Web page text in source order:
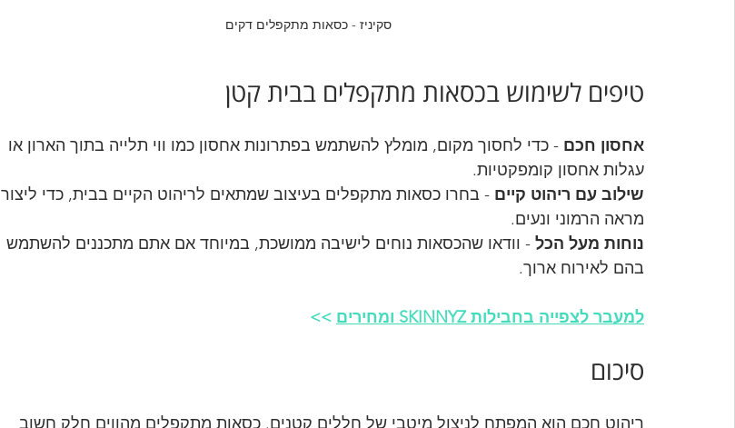
סקיניז - כסאות מתקפלים דקים
טיפים לשימוש בכסאות מתקפלים בבית קטן
אחסון חכם - כדי לחסוך מקום, מומלץ להשתמש בפתרונות אחסון כמו ווי תלייה בתוך הארון או
עגלות אחסון קומפקטיות.
שילוב עם ריהוט קיים - בחרו כסאות מתקפלים בעיצוב שמתאים לריהוט הקיים בבית, כדי ליצור
מראה הרמוני ונעים.
נוחות מעל הכל - וודאו שהכסאות נוחים לישיבה ממושכת, במיוחד אם אתם מתכננים להשתמש
בהם לאירוח ארוך.
למעבר לצפייה בחבילות SKINNYZ ומחירים >>
סיכום
ריהוט חכם הוא המפתח לניצול מיטבי של חללים קטנים. כסאות מתקפלים מהווים חלק חשוב